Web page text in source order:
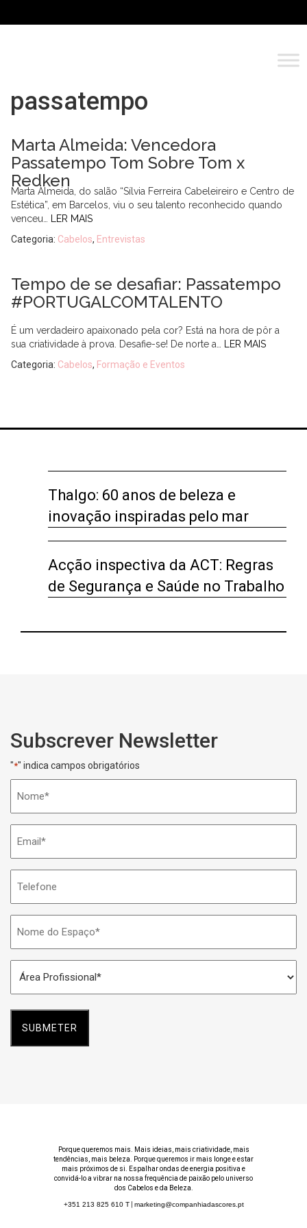
passatempo
Marta Almeida: Vencedora
Passatempo Tom Sobre Tom x
Redken
Marta Almeida, do salão “Sílvia Ferreira Cabeleireiro e Centro de
Estética”, em Barcelos, viu o seu talento reconhecido quando
venceu…
LER MAIS
Categoria: Cabelos, Entrevistas
Tempo de se desafiar: Passatempo
#PORTUGALCOMTALENTO
É um verdadeiro apaixonado pela cor? Está na hora de pôr a
sua criatividade à prova. Desafie-se! De norte a…
LER MAIS
Categoria: Cabelos, Formação e Eventos
Thalgo: 60 anos de beleza e
inovação inspiradas pelo mar
Acção inspectiva da ACT: Regras
de Segurança e Saúde no Trabalho
Subscrever Newsletter
"*" indica campos obrigatórios
do
Espaço
Profissional
*
Porque queremos mais. Mais ideias, mais criatividade, mais
tendências, mais beleza. Porque queremos ir mais longe e estar
mais próximos de si. Espalhar ondas de energia positiva e
convidá-lo a vibrar na nossa frequência de paixão pelo universo
dos Cabelos e da Beleza.
+351 213 825 610 T| marketing@companhiadascores.pt